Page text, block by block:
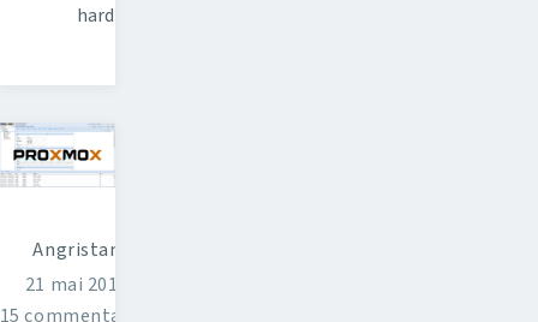
hard…
Angristan
21 mai 2016
15 commentaires